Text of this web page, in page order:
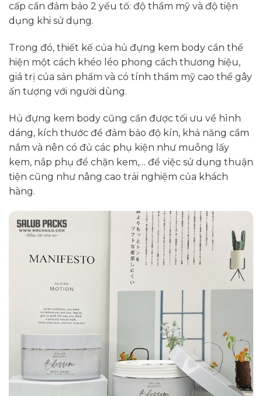
cấp cần đảm bảo 2 yếu tố: độ thẩm mỹ và độ tiện
dụng khi sử dụng.
Trong đó, thiết kế của hủ đựng kem body cần thể
hiện một cách khéo léo phong cách thương hiệu,
giá trị của sản phẩm và có tính thẩm mỹ cao thể gây
ấn tượng với người dùng.
Hủ đựng kem body cũng cần được tối ưu về hình
dáng, kích thước để đảm bảo độ kín, khả năng cầm
nắm và nên có đủ các phụ kiện như muỗng lấy
kem, nắp phụ để chặn kem,… để việc sử dụng thuận
tiện cũng như nâng cao trải nghiệm của khách
hàng.